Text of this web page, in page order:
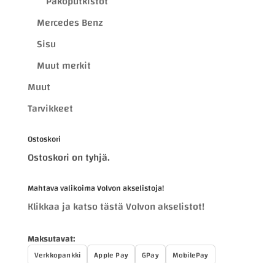
Mercedes Benz
Sisu
Muut merkit
Muut
Tarvikkeet
Ostoskori
Ostoskori on tyhjä.
Mahtava valikoima Volvon akselistoja!
Klikkaa ja katso tästä Volvon akselistot!
Maksutavat:
Verkkopankki Apple Pay GPay
MobilePay